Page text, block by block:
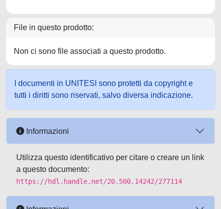
File in questo prodotto:
Non ci sono file associati a questo prodotto.
I documenti in UNITESI sono protetti da copyright e
tutti i diritti sono riservati, salvo diversa indicazione.
Informazioni
Utilizza questo identificativo per citare o creare un link
a questo documento:
https://hdl.handle.net/20.500.14242/277114